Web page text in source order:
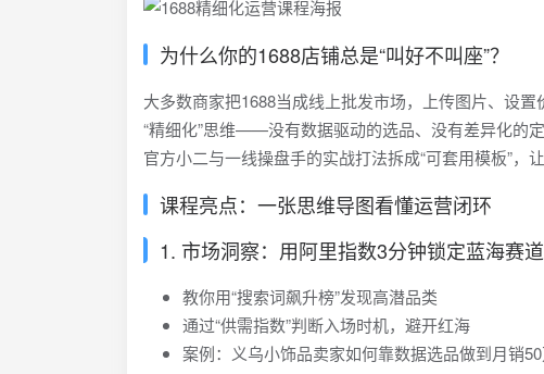
为什么你的1688店铺总是“叫好不叫座”？
大多数商家把1688当成线上批发市场，上传图片、设
“精细化”思维——没有数据驱动的选品、没有差异化的
官方小二与一线操盘手的实战打法拆成“可套用模板”，
课程亮点：一张思维导图看懂运营闭环
1. 市场洞察：用阿里指数3分钟锁定蓝海赛道
教你用“搜索词飙升榜”发现高潜品类
通过“供需指数”判断入场时机，避开红海
案例：义乌小饰品卖家如何靠数据选品做到月销